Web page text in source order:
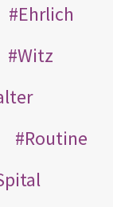
Ehrlich
Witz
Routine